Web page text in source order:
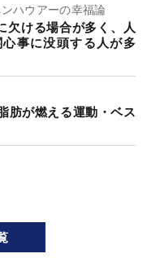
ハウアーの幸福論
欠ける場合が多く、人
事に没頭する人が多
肪が燃える運動・ベス